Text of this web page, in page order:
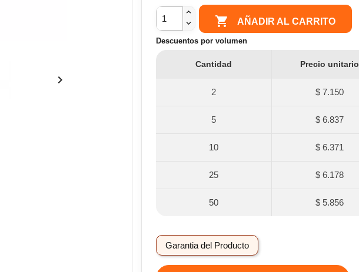

 AÑADIR AL CARRITO
Descuentos por volumen
Cantidad Precio unitario
2 $ 7.150
5 $ 6.837
10 $ 6.371
25 $ 6.178
50 $ 5.856
Garantia del Producto